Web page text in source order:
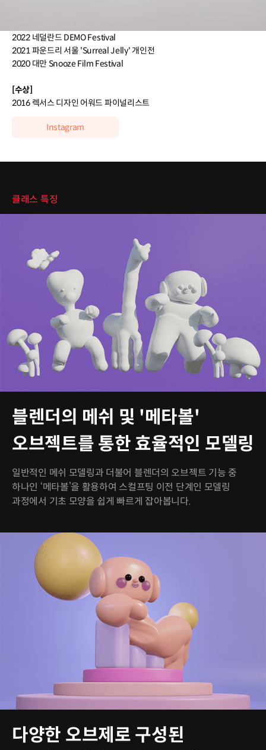
2022 네덜란드 DEMO Festival
2021 파운드리 서울 'Surreal Jelly' 개인전
2020 대만 Snooze Film Festival
[수상]
2016 렉서스 디자인 어워드 파이널리스트
Instagram
클래스 특징
블렌더의 메쉬 및 '메타볼'
오브젝트를 통한 효율적인 모델링
일반적인 메쉬 모델링과 더불어 블렌더의 오브젝트 기능 중
하나인 ‘메타볼’을 활용하여 스컬프팅 이전 단계인 모델링
과정에서 기초 모양을 쉽게 빠르게 잡아봅니다.
다양한 오브제로 구성된